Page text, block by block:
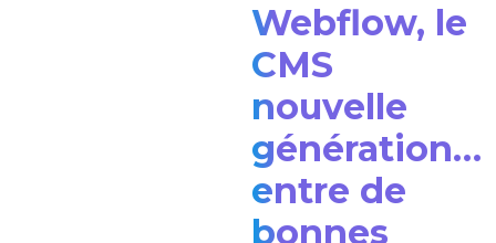
Webflow, le
CMS
nouvelle
génération…
entre de
bonnes